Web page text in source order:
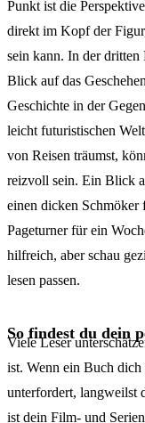
Punkt ist die
direkt im Kopf der
sein kann. In der dritten
Blick auf das
Geschichte in der
leicht futuristischen
von Reisen träumst,
reizvoll sein. Ein Blick
einen dicken Schmöker
Pageturner für ein
hilfreich, aber schau
lesen passen.
So findest du dein
Viele Leser
ist. Wenn ein Buch dich
unterfordert, langweilst
ist dein Film- und